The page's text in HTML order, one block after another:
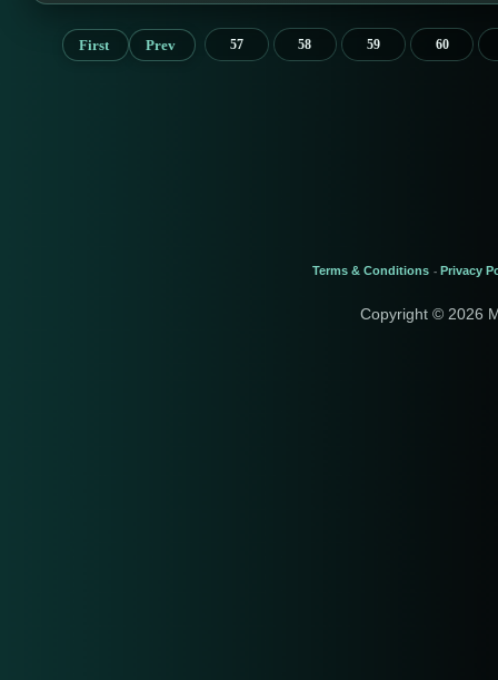
First Prev 57 58 59 60
Terms & Conditions - Privacy
Copyright © 2026